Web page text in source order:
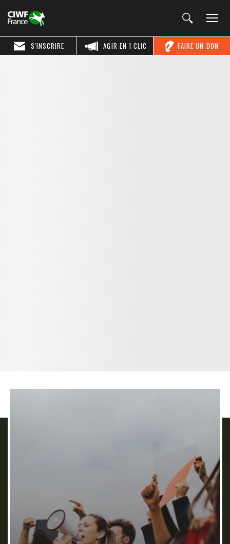
FAIRE UN DON
AGIR EN 1 CLIC
S'INSCRIRE